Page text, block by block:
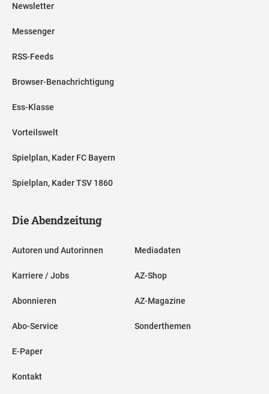
Newsletter
Messenger
RSS-Feeds
Browser-Benachrichtigung
Ess-Klasse
Vorteilswelt
Spielplan, Kader FC Bayern
Spielplan, Kader TSV 1860
Die Abendzeitung
Autoren und Autorinnen
Karriere / Jobs
Abonnieren
Abo-Service
E-Paper
Kontakt
Mediadaten
AZ-Shop
AZ-Magazine
Sonderthemen